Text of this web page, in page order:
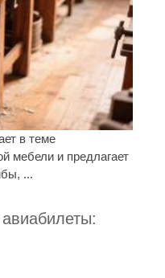
в теме
мебели и предлагает
...